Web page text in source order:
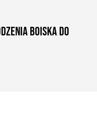
BOISKA DO